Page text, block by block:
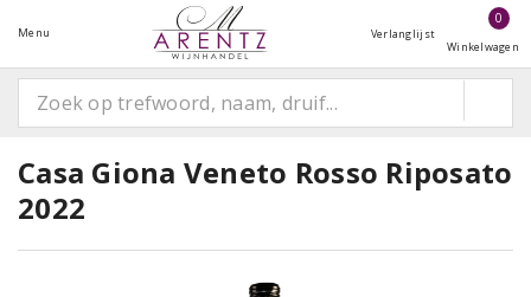
Menu Verlanglijst
0
Winkelwagen
Casa Giona Veneto Rosso Riposato
2022